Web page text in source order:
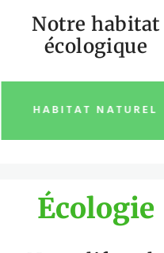
Notre habitat
écologique
HABITAT NATUREL
Écologie